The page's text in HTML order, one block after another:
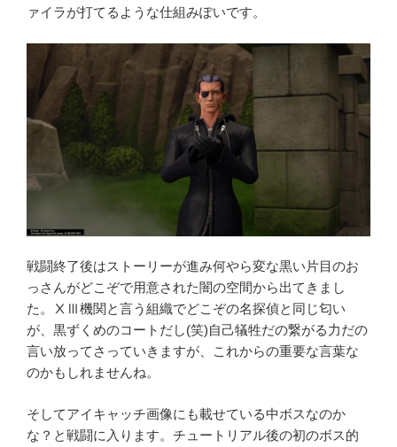
ァイラが打てるような仕組みぽいです。
戦闘終了後はストーリーが進み何やら変な黒い片目のお
っさんがどこぞで用意された闇の空間から出てきまし
た。ⅩⅢ機関と言う組織でどこぞの名探偵と同じ匂い
が、黒ずくめのコートだし(笑)自己犠牲だの繋がる力だの
言い放ってさっていきますが、これからの重要な言葉な
のかもしれませんね。
そしてアイキャッチ画像にも載せている中ボスなのか
な？と戦闘に入ります。チュートリアル後の初のボス的